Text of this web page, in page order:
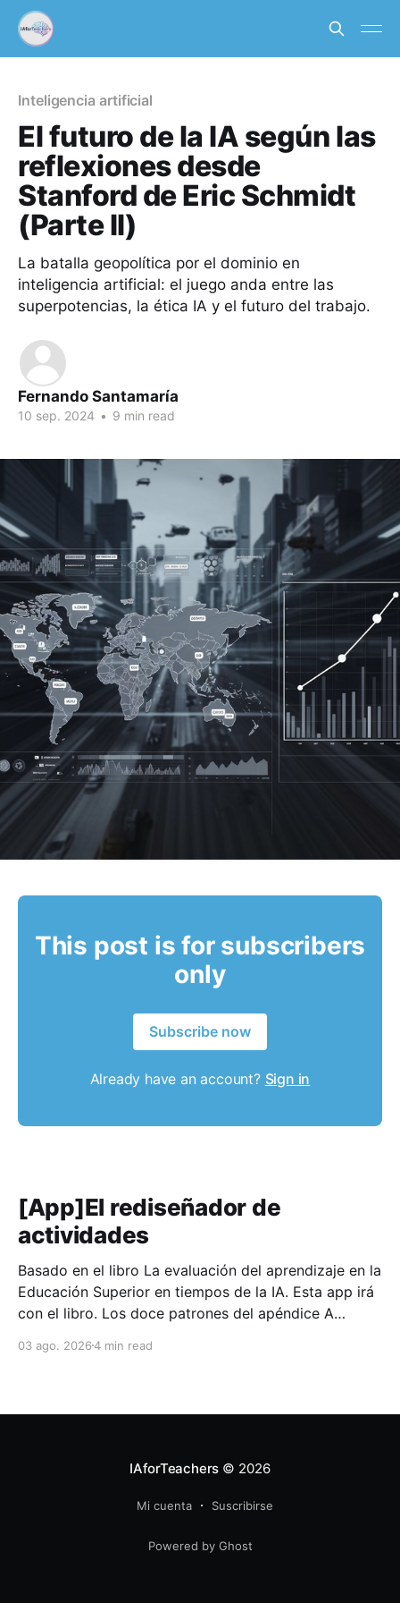
Inteligencia artificial
El futuro de la IA según las
reflexiones desde
Stanford de Eric Schmidt
(Parte II)
La batalla geopolítica por el dominio en
inteligencia artificial: el juego anda entre las
superpotencias, la ética IA y el futuro del trabajo.
Fernando Santamaría
10 sep. 2024 • 9 min read
This post is for subscribers
only
Subscribe now
Already have an account? Sign in
[App]El rediseñador de
actividades
Basado en el libro La evaluación del aprendizaje en la
Educación Superior en tiempos de la IA. Esta app irá
con el libro. Los doce patrones del apéndice A
concreta exige algo más, y ese trabajo suele encallar
03 ago. 20264 min read
IAforTeachers © 2026
Mi cuenta Suscribirse
Powered by Ghost